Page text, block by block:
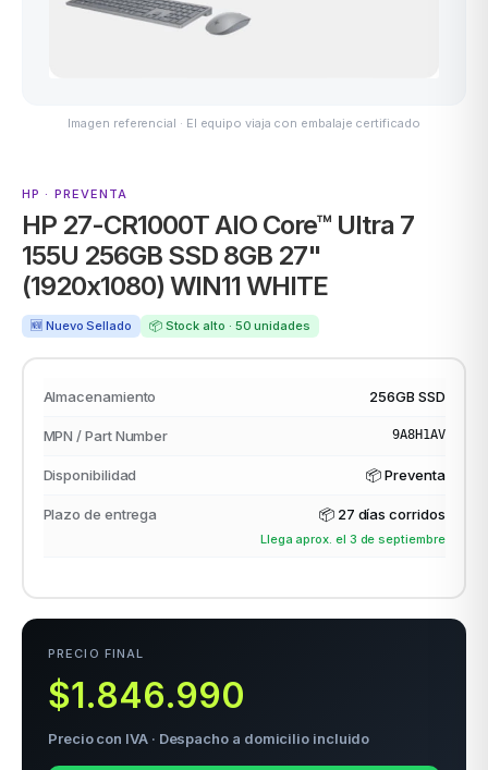
ACER
Imagen referencial · El equipo viaja con embalaje certificado
HP · PREVENTA
HP 27-CR1000T AIO Core™ Ultra 7
155U 256GB SSD 8GB 27"
(1920x1080) WIN11 WHITE
🆕 Nuevo Sellado 📦 Stock alto · 50 unidades
Almacenamiento 256GB SSD
MPN / Part Number 9A8H1AV
Disponibilidad 📦 Preventa
Plazo de entrega 📦 27 días corridos
Llega aprox. el 3 de septiembre
PRECIO FINAL
$1.846.990
Precio con IVA · Despacho a domicilio incluido